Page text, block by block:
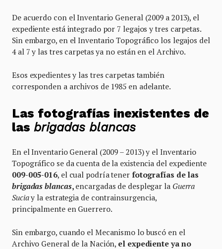
De acuerdo con el Inventario General (2009 a 2013), el
expediente está integrado por 7 legajos y tres carpetas.
Sin embargo, en el Inventario Topográfico los legajos del
4 al 7 y las tres carpetas ya no están en el Archivo.
Esos expedientes y las tres carpetas también
corresponden a archivos de 1985 en adelante.
Las fotografías inexistentes de
las brigadas blancas
En el Inventario General (2009 – 2013) y el Inventario
Topográfico se da cuenta de la existencia del expediente
009-005-016, el cual podría tener fotografías de las
brigadas blancas, encargadas de desplegar la Guerra
Suciay la estrategia de contrainsurgencia,
principalmente en Guerrero.
Sin embargo, cuando el Mecanismo lo buscó en el
Archivo General de la Nación, el expediente ya no